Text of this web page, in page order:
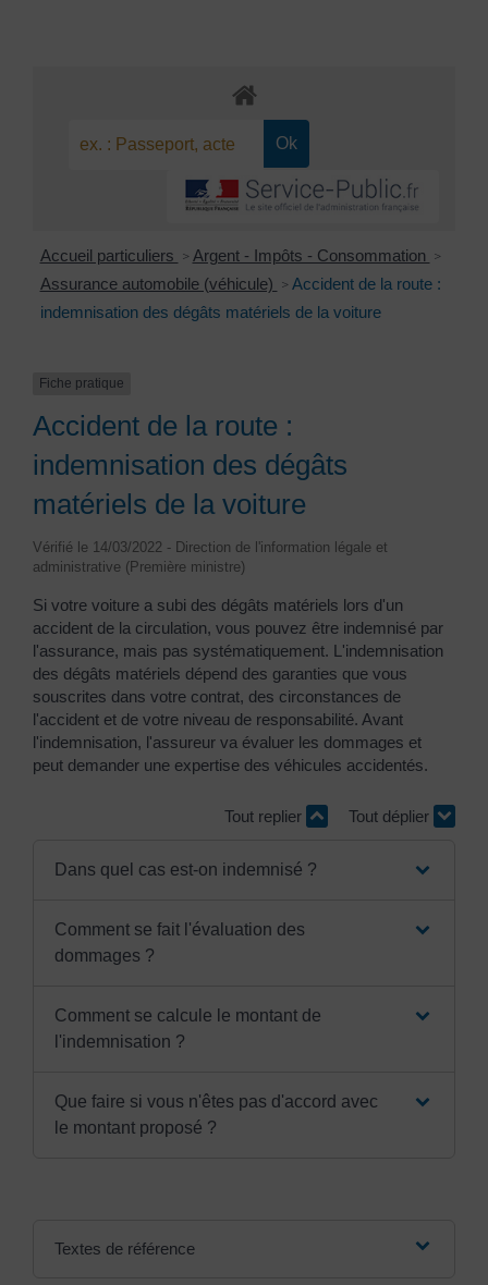
Accueil particuliers > Argent - Impôts - Consommation >
Assurance automobile (véhicule) > Accident de la route :
indemnisation des dégâts matériels de la voiture
Fiche pratique
Accident de la route :
indemnisation des dégâts
matériels de la voiture
Vérifié le 14/03/2022 - Direction de l'information légale et
administrative (Première ministre)
Si votre voiture a subi des dégâts matériels lors d'un
accident de la circulation, vous pouvez être indemnisé par
l'assurance, mais pas systématiquement. L'indemnisation
des dégâts matériels dépend des garanties que vous
souscrites dans votre contrat, des circonstances de
l'accident et de votre niveau de responsabilité. Avant
l'indemnisation, l'assureur va évaluer les dommages et
peut demander une expertise des véhicules accidentés.
Tout replier Tout déplier
Dans quel cas est-on indemnisé ?
Comment se fait l'évaluation des
dommages ?
Comment se calcule le montant de
l'indemnisation ?
Que faire si vous n'êtes pas d'accord avec
le montant proposé ?
Textes de référence